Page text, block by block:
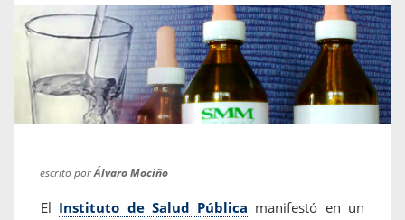
escrito porÁlvaro Mociño
El Instituto de Salud Pública manifestó en un